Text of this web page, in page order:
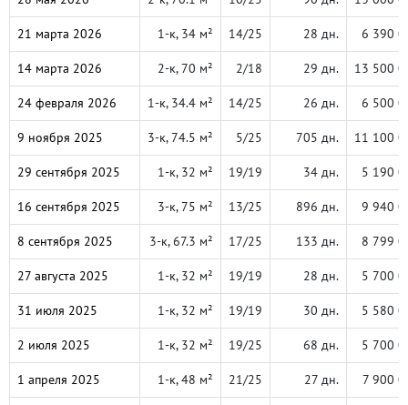
21 марта 2026 1-к, 34 м² 14/25 28 дн. 6 390
14 марта 2026 2-к, 70 м² 2/18 29 дн. 13 500
24 февраля 2026 1-к, 34.4 м² 14/25 26 дн. 6 500
9 ноября 2025 3-к, 74.5 м² 5/25 705 дн. 11 100
29 сентября 2025 1-к, 32 м² 19/19 34 дн. 5 190
16 сентября 2025 3-к, 75 м² 13/25 896 дн. 9 940
8 сентября 2025 3-к, 67.3 м² 17/25 133 дн. 8 799
27 августа 2025 1-к, 32 м² 19/19 28 дн. 5 700
31 июля 2025 1-к, 32 м² 19/19 30 дн. 5 580
2 июля 2025 1-к, 32 м² 19/25 68 дн. 5 700
1 апреля 2025 1-к, 48 м² 21/25 27 дн. 7 900